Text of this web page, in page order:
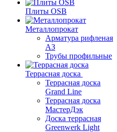
Плиты OSB
Металлопрокат
Арматура рифленая
АЗ
Трубы профильные
Террасная доска
Террасная доска
Grand Line
Террасная доска
МастерДэк
Доска террасная
Greenwerk Light